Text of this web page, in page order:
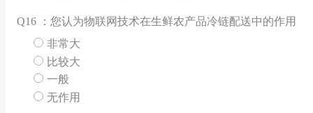
Q16 ：您认为物联网技术在生鲜农产品冷链配送中的作用
非常大
比较大
一般
无作用